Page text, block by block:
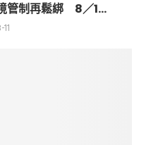
管制再鬆綁 8／1...